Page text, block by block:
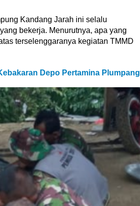
Kandang Jarah ini selalu
bekerja. Menurutnya, apa yang
terselenggaranya kegiatan TMMD
Depo Pertamina Plumpang